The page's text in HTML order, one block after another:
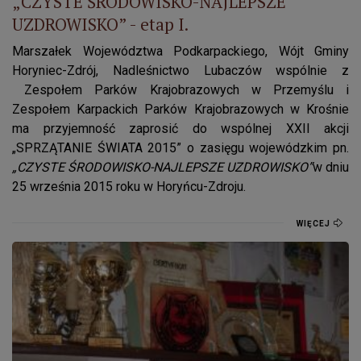
UZDROWISKO” - etap I.
Marszałek Województwa Podkarpackiego, Wójt Gminy
Horyniec-Zdrój, Nadleśnictwo Lubaczów wspólnie z
Zespołem Parków Krajobrazowych w Przemyślu i
Zespołem Karpackich Parków Krajobrazowych w Krośnie
ma przyjemność zaprosić do wspólnej XXII akcji
„SPRZĄTANIE ŚWIATA 2015” o zasięgu wojewódzkim pn.
„CZYSTE ŚRODOWISKO-NAJLEPSZE UZDROWISKO”w dniu
25 września 2015 roku w Horyńcu-Zdroju.
WIĘCEJ
„Wielki Dzień Pszczół”.